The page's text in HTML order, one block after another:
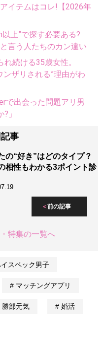
イテムはコレ!【2026年
上”で探す必要ある?
言う人たちのカン違い
続ける35歳女性。
ンザリされる”理由がわ
で出会った問題アリ男
」
事
の“好き”はどのタイプ？
相性もわかる3ポイント診
前の記事
特集の一覧へ
スペック男子
マッチングアプリ
勝部元気 婚活